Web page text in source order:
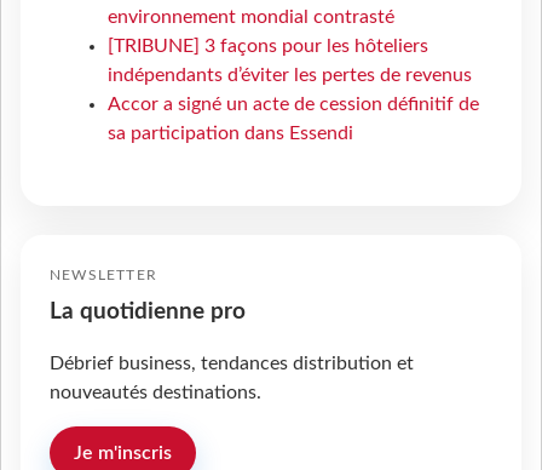
environnement mondial contrasté
[TRIBUNE] 3 façons pour les hôteliers
indépendants d’éviter les pertes de revenus
Accor a signé un acte de cession définitif de
sa participation dans Essendi
NEWSLETTER
La quotidienne pro
Débrief business, tendances distribution et
nouveautés destinations.
Je m'inscris